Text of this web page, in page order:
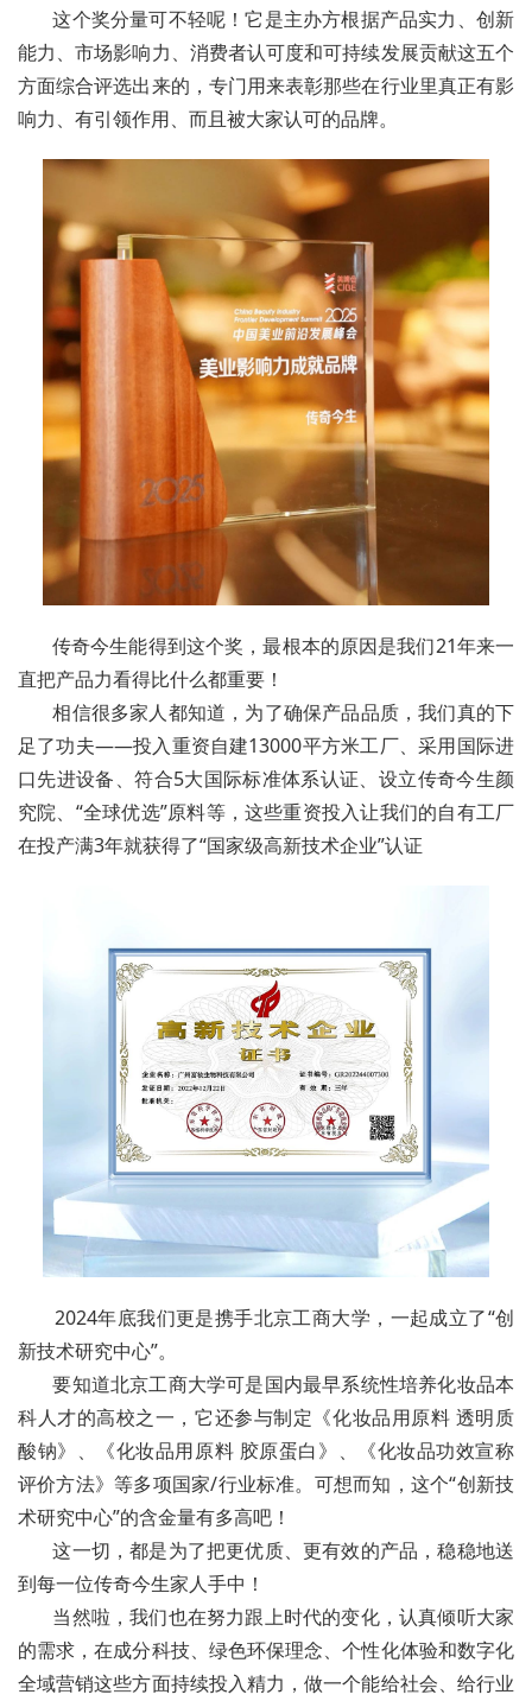
这个奖分量可不轻呢！它是主办方根据产品实力、创新
能力、市场影响力、消费者认可度和可持续发展贡献这五个
方面综合评选出来的，专门用来表彰那些在行业里真正有影
响力、有引领作用、而且被大家认可的品牌。
传奇今生能得到这个奖，最根本的原因是我们21年来一
直把产品力看得比什么都重要！
相信很多家人都知道，为了确保产品品质，我们真的下
足了功夫——投入重资自建13000平方米工厂、采用国际进
口先进设备、符合5大国际标准体系认证、设立传奇今生颜
究院、“全球优选”原料等，这些重资投入让我们的自有工厂
在投产满3年就获得了“国家级高新技术企业”认证
2024年底我们更是携手北京工商大学，一起成立了“创
新技术研究中心”。
要知道北京工商大学可是国内最早系统性培养化妆品本
科人才的高校之一，它还参与制定《化妆品用原料 透明质
酸钠》、《化妆品用原料 胶原蛋白》、《化妆品功效宣称
评价方法》等多项国家/行业标准。可想而知，这个“创新技
术研究中心”的含金量有多高吧！
这一切，都是为了把更优质、更有效的产品，稳稳地送
到每一位传奇今生家人手中！
当然啦，我们也在努力跟上时代的变化，认真倾听大家
的需求，在成分科技、绿色环保理念、个性化体验和数字化
全域营销这些方面持续投入精力，做一个能给社会、给行业